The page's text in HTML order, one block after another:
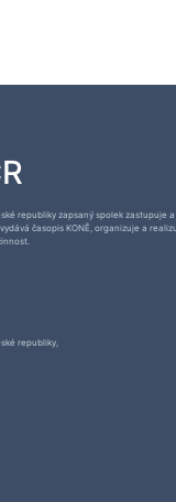
republiky zapsaný spolek zastupuje
časopis KONĚ, organizuje a
republiky,